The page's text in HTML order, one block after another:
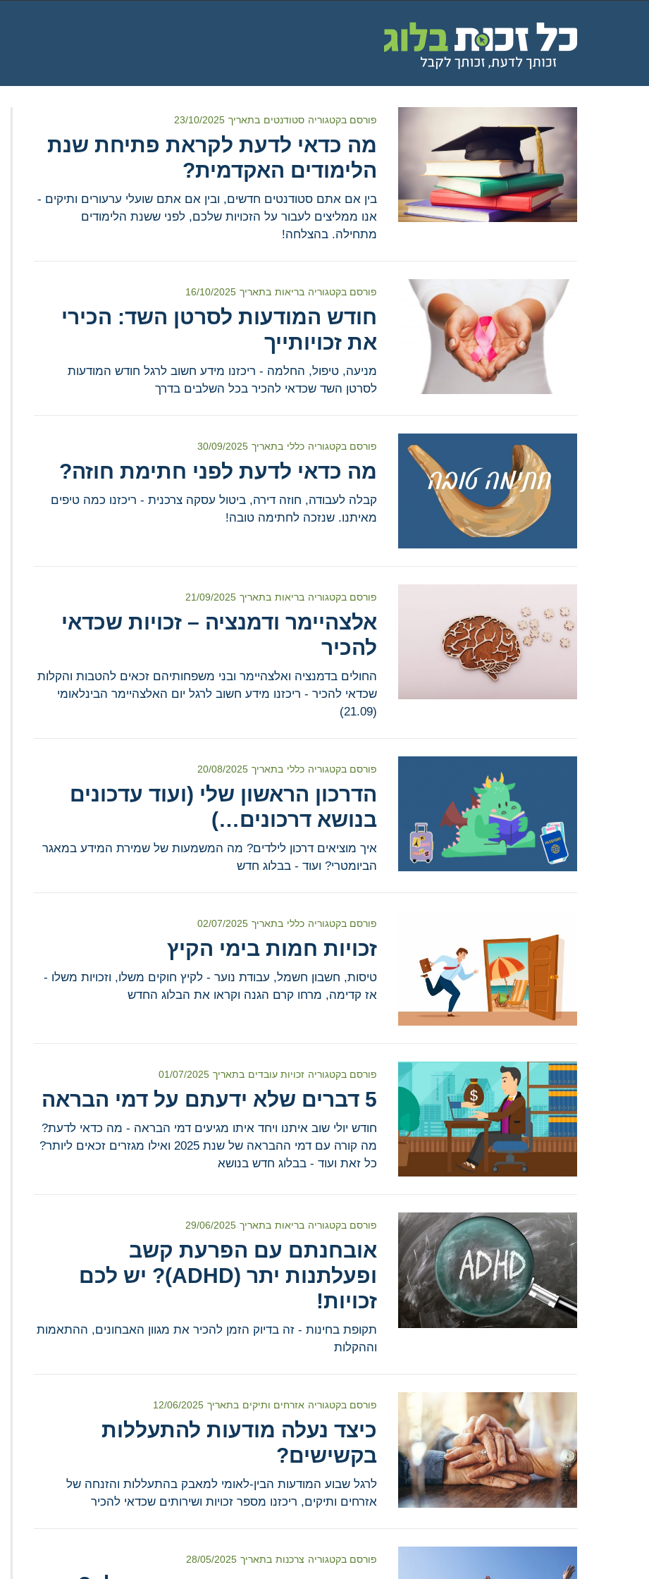
פורסם בקטגוריה סטודנטים בתאריך 23/10/2025
מה כדאי לדעת לקראת פתיחת שנת
הלימודים האקדמית?
בין אם אתם סטודנטים חדשים, ובין אם אתם שועלי ערעורים ותיקים -
אנו ממליצים לעבור על הזכויות שלכם, לפני ששנת הלימודים
מתחילה. בהצלחה!
פורסם בקטגוריה בריאות בתאריך 16/10/2025
חודש המודעות לסרטן השד: הכירי
את זכויותייך
מניעה, טיפול, החלמה - ריכזנו מידע חשוב לרגל חודש המודעות
לסרטן השד שכדאי להכיר בכל השלבים בדרך
פורסם בקטגוריה כללי בתאריך 30/09/2025
מה כדאי לדעת לפני חתימת חוזה?
קבלה לעבודה, חוזה דירה, ביטול עסקה צרכנית - ריכזנו כמה טיפים
מאיתנו. שנזכה לחתימה טובה!
פורסם בקטגוריה בריאות בתאריך 21/09/2025
אלצהיימר ודמנציה – זכויות שכדאי
להכיר
החולים בדמנציה ואלצהיימר ובני משפחותיהם זכאים להטבות והקלות
שכדאי להכיר - ריכזנו מידע חשוב לרגל יום האלצהיימר הבינלאומי
(21.09)
פורסם בקטגוריה כללי בתאריך 20/08/2025
הדרכון הראשון שלי (ועוד עדכונים
בנושא דרכונים…)
איך מוציאים דרכון לילדים? מה המשמעות של שמירת המידע במאגר
הביומטרי? ועוד - בבלוג חדש
פורסם בקטגוריה כללי בתאריך 02/07/2025
זכויות חמות בימי הקיץ
טיסות, חשבון חשמל, עבודת נוער - לקיץ חוקים משלו, וזכויות משלו -
אז קדימה, מרחו קרם הגנה וקראו את הבלוג החדש
פורסם בקטגוריה זכויות עובדים בתאריך 01/07/2025
5 דברים שלא ידעתם על דמי הבראה
חודש יולי שוב איתנו ויחד איתו מגיעים דמי הבראה - מה כדאי לדעת?
מה קורה עם דמי ההבראה של שנת 2025 ואילו מגזרים זכאים ליותר?
כל זאת ועוד - בבלוג חדש בנושא
פורסם בקטגוריה בריאות בתאריך 29/06/2025
אובחנתם עם הפרעת קשב
ופעלתנות יתר (ADHD)? יש לכם
זכויות!
תקופת בחינות - זה בדיוק הזמן להכיר את מגוון האבחונים, ההתאמות
וההקלות
פורסם בקטגוריה אזרחים ותיקים בתאריך 12/06/2025
כיצד נעלה מודעות להתעללות
בקשישים?
לרגל שבוע המודעות הבין-לאומי למאבק בהתעללות והזנחה של
אזרחים ותיקים, ריכזנו מספר זכויות ושירותים שכדאי להכיר
פורסם בקטגוריה צרכנות בתאריך 28/05/2025